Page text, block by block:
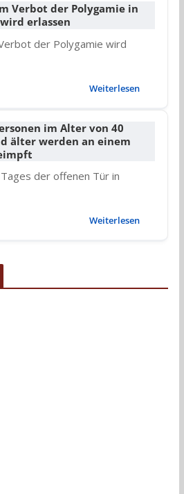
Verbot der Polygamie in
erlassen
der Polygamie wird
Weiterlesen
im Alter von 40
älter werden an einem
der offenen Tür in
Weiterlesen